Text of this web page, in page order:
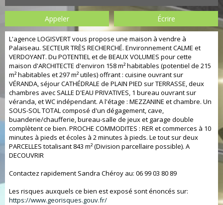
Appeler Écrire
L'agence LOGISVERT vous propose une maison à vendre à
Palaiseau. SECTEUR TRÈS RECHERCHÉ. Environnement CALME et
VERDOYANT. Du POTENTIEL et de BEAUX VOLUMES pour cette
maison d'ARCHITECTE d'environ 158 m² habitables (potentiel de 215
m² habitables et 297 m² utiles) offrant : cuisine ouvrant sur
VÉRANDA, séjour CATHÉDRALE de PLAIN PIED sur TERRASSE, deux
chambres avec SALLE D'EAU PRIVATIVES, 1 bureau ouvrant sur
véranda, et WC indépendant. A l'étage : MEZZANINE et chambre. Un
SOUS-SOL TOTAL composé d'un dégagement, cave,
buanderie/chaufferie, bureau-salle de jeux et garage double
complètent ce bien. PROCHE COMMODITES : RER et commerces à 10
minutes à pieds et écoles à 2 minutes à pieds. Le tout sur deux
PARCELLES totalisant 843 m² (Division parcellaire possible). A
DECOUVRIR
Contactez rapidement Sandra Chéroy au: 06 99 03 80 89
Les risques auxquels ce bien est exposé sont énoncés sur:
https://www.georisques.gouv.fr/